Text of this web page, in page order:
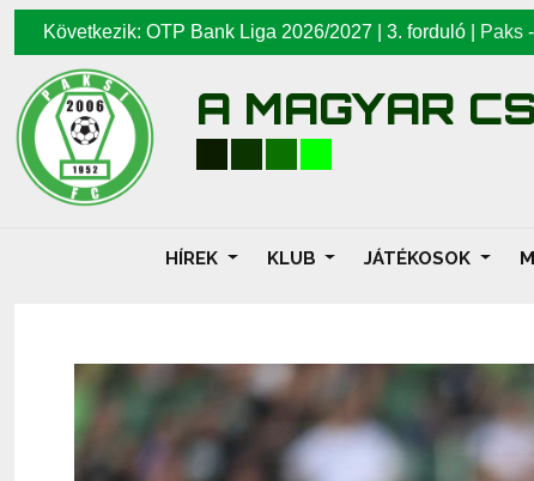
Következik: OTP Bank Liga 2026/2027 | 3. forduló | Paks -
A MAGYAR
HÍREK KLUB JÁTÉKOSOK